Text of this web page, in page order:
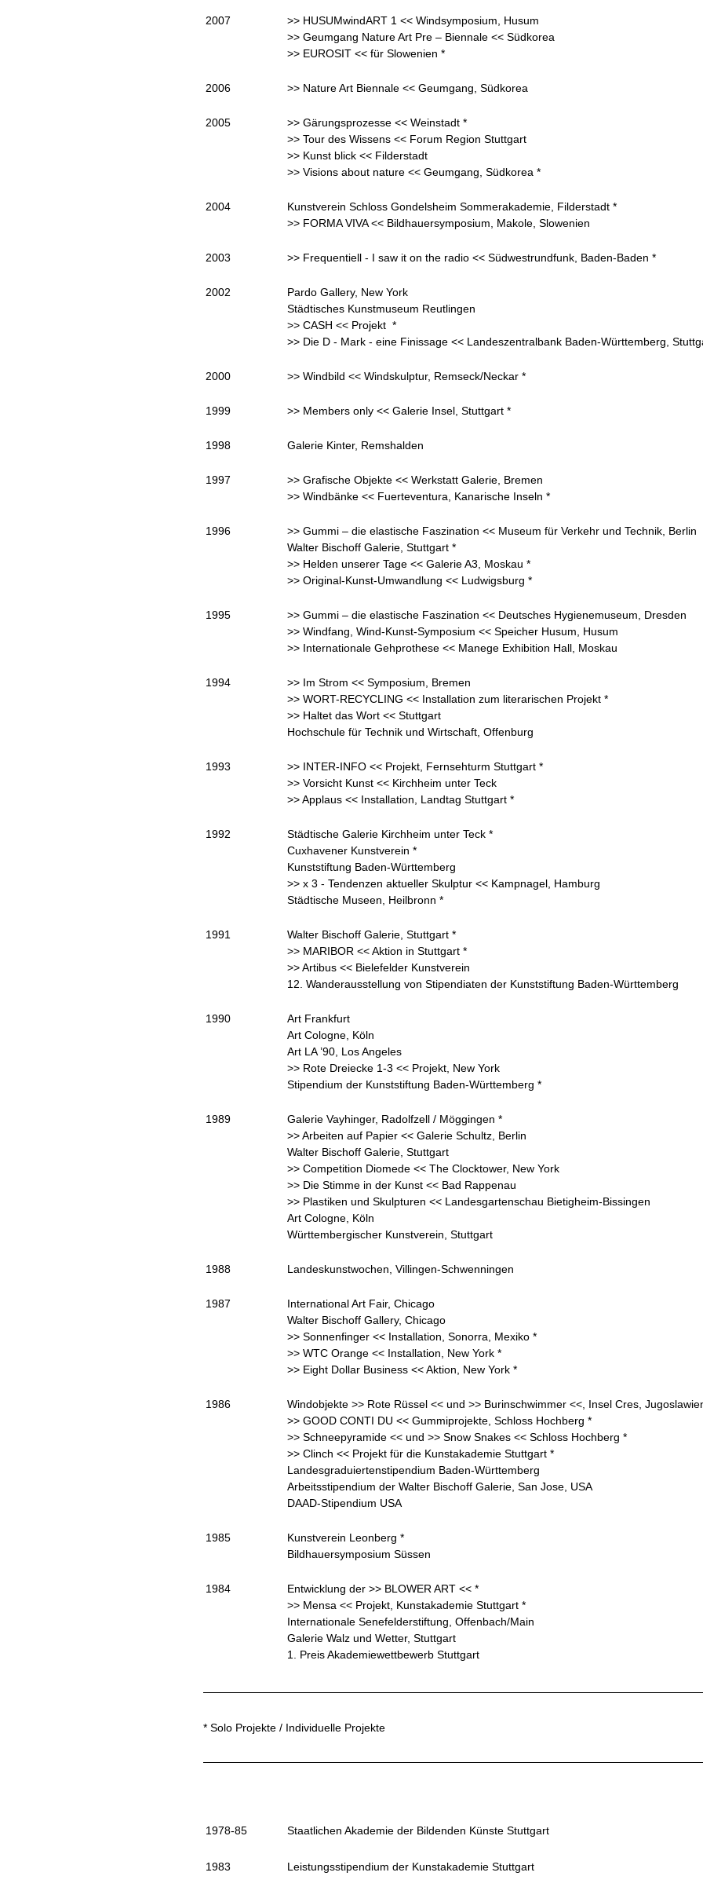
2007
>> HUSUMwindART 1 << Windsymposium, Husum
>> Geumgang Nature Art Pre – Biennale << Südkorea
>> EUROSIT << für Slowenien *
2006 >> Nature Art Biennale << Geumgang, Südkorea
2005
>> Gärungsprozesse << Weinstadt *
>> Tour des Wissens << Forum Region Stuttgart
>> Kunst blick << Filderstadt
>> Visions about nature << Geumgang, Südkorea *
2004
Kunstverein Schloss Gondelsheim Sommerakademie, Filderstadt *
>> FORMA VIVA << Bildhauersymposium, Makole, Slowenien
2003 >> Frequentiell - I saw it on the radio << Südwestrundfunk, Baden-Baden *
2002
Pardo Gallery, New York
Städtisches Kunstmuseum Reutlingen
>> CASH << Projekt *
>> Die D - Mark - eine Finissage << Landeszentralbank Baden-Württemberg,
2000 >> Windbild << Windskulptur, Remseck/Neckar *
1999 >> Members only << Galerie Insel, Stuttgart *
1998 Galerie Kinter, Remshalden
1997
>> Grafische Objekte << Werkstatt Galerie, Bremen
>> Windbänke << Fuerteventura, Kanarische Inseln *
1996
>> Gummi – die elastische Faszination << Museum für Verkehr und Technik, Berlin
Walter Bischoff Galerie, Stuttgart *
>> Helden unserer Tage << Galerie A3, Moskau *
>> Original-Kunst-Umwandlung << Ludwigsburg *
1995
>> Gummi – die elastische Faszination << Deutsches Hygienemuseum, Dresden
>> Windfang, Wind-Kunst-Symposium << Speicher Husum, Husum
>> Internationale Gehprothese << Manege Exhibition Hall, Moskau
1994
>> Im Strom << Symposium, Bremen
>> WORT-RECYCLING << Installation zum literarischen Projekt *
>> Haltet das Wort << Stuttgart
Hochschule für Technik und Wirtschaft, Offenburg
1993
>> INTER-INFO << Projekt, Fernsehturm Stuttgart *
>> Vorsicht Kunst << Kirchheim unter Teck
>> Applaus << Installation, Landtag Stuttgart *
1992
Städtische Galerie Kirchheim unter Teck *
Cuxhavener Kunstverein *
Kunststiftung Baden-Württemberg
>> x 3 - Tendenzen aktueller Skulptur << Kampnagel, Hamburg
Städtische Museen, Heilbronn *
1991
Walter Bischoff Galerie, Stuttgart *
>> MARIBOR << Aktion in Stuttgart *
>> Artibus << Bielefelder Kunstverein
12. Wanderausstellung von Stipendiaten der Kunststiftung Baden-Württemberg
1990
Art Frankfurt
Art Cologne, Köln
Art LA ’90, Los Angeles
>> Rote Dreiecke 1-3 << Projekt, New York
Stipendium der Kunststiftung Baden-Württemberg *
1989
Galerie Vayhinger, Radolfzell / Möggingen *
>> Arbeiten auf Papier << Galerie Schultz, Berlin
Walter Bischoff Galerie, Stuttgart
>> Competition Diomede << The Clocktower, New York
>> Die Stimme in der Kunst << Bad Rappenau
>> Plastiken und Skulpturen << Landesgartenschau Bietigheim-Bissingen
Art Cologne, Köln
Württembergischer Kunstverein, Stuttgart
1988 Landeskunstwochen, Villingen-Schwenningen
1987
International Art Fair, Chicago
Walter Bischoff Gallery, Chicago
>> Sonnenfinger << Installation, Sonorra, Mexiko *
>> WTC Orange << Installation, New York *
>> Eight Dollar Business << Aktion, New York *
1986
Windobjekte >> Rote Rüssel << und >> Burinschwimmer <<, Insel Cres,
>> GOOD CONTI DU << Gummiprojekte, Schloss Hochberg *
>> Schneepyramide << und >> Snow Snakes << Schloss Hochberg *
>> Clinch << Projekt für die Kunstakademie Stuttgart *
Landesgraduiertenstipendium Baden-Württemberg
Arbeitsstipendium der Walter Bischoff Galerie, San Jose, USA
DAAD-Stipendium USA
1985
Kunstverein Leonberg *
Bildhauersymposium Süssen
1984
Entwicklung der >> BLOWER ART << *
>> Mensa << Projekt, Kunstakademie Stuttgart *
Internationale Senefelderstiftung, Offenbach/Main
Galerie Walz und Wetter, Stuttgart
1. Preis Akademiewettbewerb Stuttgart
* Solo Projekte / Individuelle Projekte
1978-85 Staatlichen Akademie der Bildenden Künste Stuttgart
1983 Leistungsstipendium der Kunstakademie Stuttgart